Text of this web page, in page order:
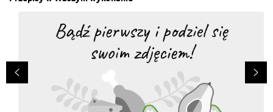
Skarbusiowa Monia , 10.07.2020
Bardzo dobry przepis ale ja nie dodaje cynamonu, bo
siemaneczko mordeczko , 29.06.2020
Ile to ma kalorii?